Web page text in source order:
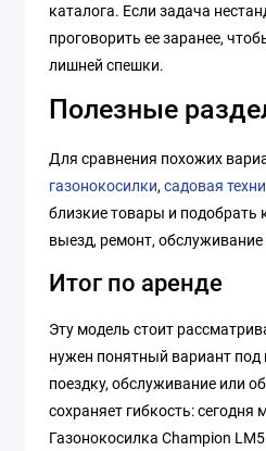
каталога. Если задача
проговорить ее заранее,
лишней спешки.
Полезные
Для сравнения похожих
газонокосилки,садовая
близкие товары и подобрать
выезд, ремонт, обслуживание
Итог по аренде
Эту модель стоит
нужен понятный вариант под
поездку, обслуживание или
сохраняет гибкость:
Газонокосилка Champion